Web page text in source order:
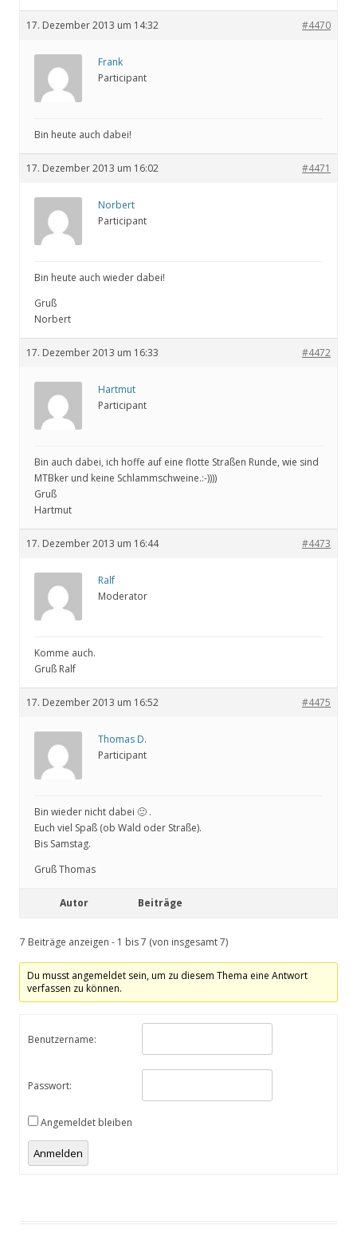
17. Dezember 2013 um 14:32 #4470
Frank
Participant
Bin heute auch dabei!
17. Dezember 2013 um 16:02 #4471
Norbert
Participant
Bin heute auch wieder dabei!
Gruß
Norbert
17. Dezember 2013 um 16:33 #4472
Hartmut
Participant
Bin auch dabei, ich hoffe auf eine flotte Straßen Runde, wie sind
MTBker und keine Schlammschweine.:-))))
Gruß
Hartmut
17. Dezember 2013 um 16:44 #4473
Ralf
Moderator
Komme auch.
Gruß Ralf
17. Dezember 2013 um 16:52 #4475
Thomas D.
Participant
Bin wieder nicht dabei 🙁 .
Euch viel Spaß (ob Wald oder Straße).
Bis Samstag.
Gruß Thomas
Autor Beiträge
7 Beiträge anzeigen - 1 bis 7 (von insgesamt 7)
Du musst angemeldet sein, um zu diesem Thema eine Antwort
verfassen zu können.
Benutzername:
Passwort:
Angemeldet bleiben
Anmelden